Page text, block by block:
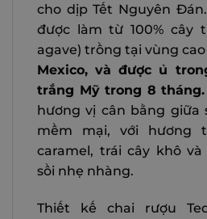
cho dịp Tết Nguyên
được làm từ 100% cây
agave) trồng tại vùng
Mexico, và được ủ
trắng Mỹ trong 8 tháng.
hương vị cân bằng giữa
mềm mại, với hương
caramel, trái cây khô
sồi nhẹ nhàng.
Thiết kế chai rượu